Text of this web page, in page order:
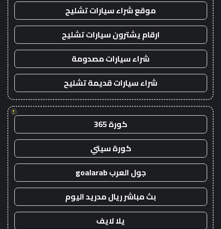
موقع شراء سيارات تشليح
ارقام يشترون سيارات تشليح
شراء سيارات مصدومة
شراء سيارات قديمة تشليح
!
كورة 365
كورة سيتي
جول العرب goalarab
بث مباشر ريال مدريد اليوم
يلا لايف